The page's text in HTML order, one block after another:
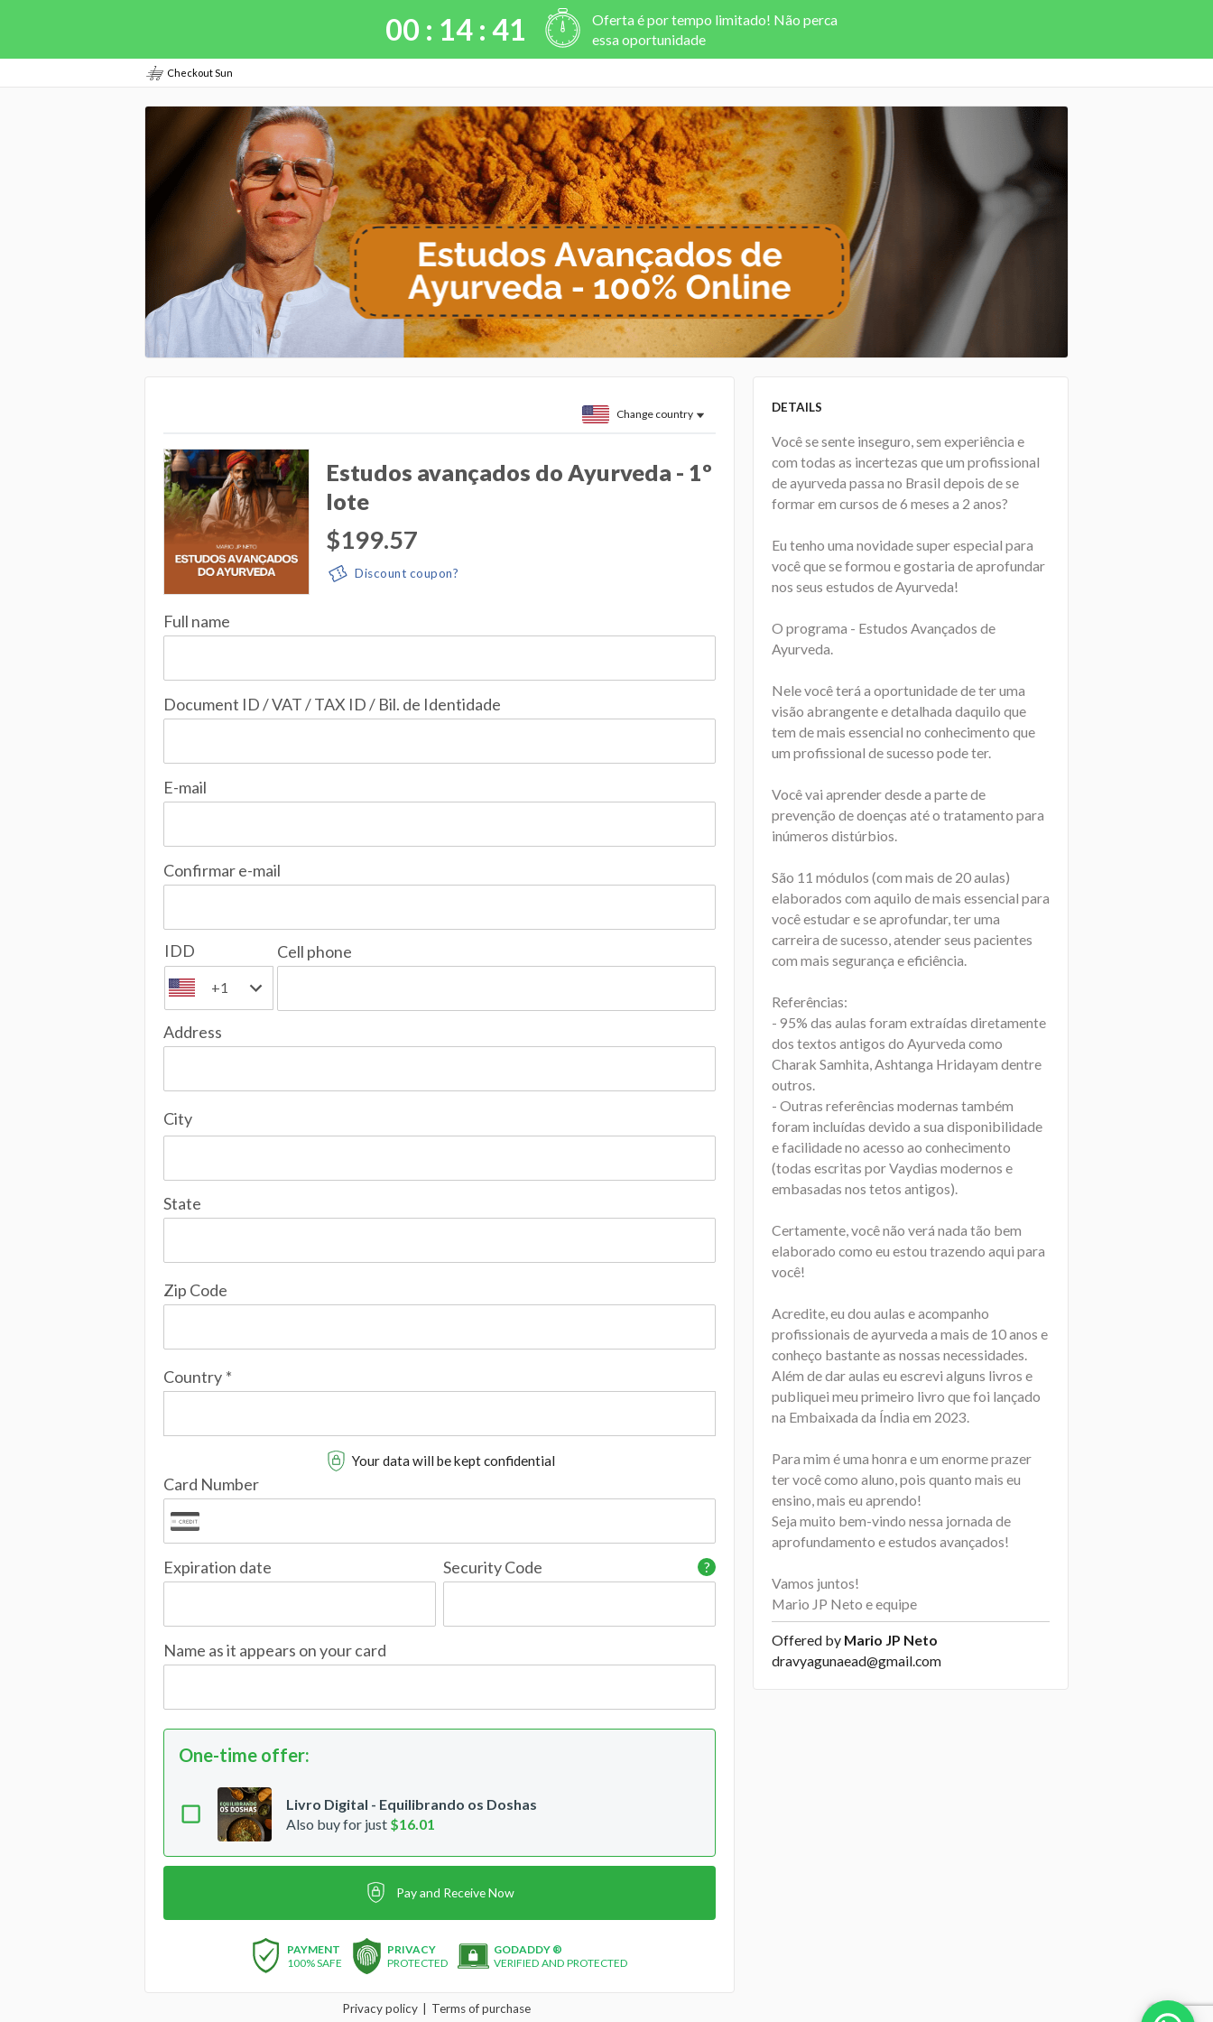
00 : 14: 40
Oferta é por tempo limitado! Não perca
essa oportunidade
Checkout Sun
Change country
Estudos avançados do Ayurveda - 1º
lote
$199.57
Discount coupon?
Full name
Document ID / VAT / TAX ID / Bil. de Identidade
E-mail
Confirmar e-mail
IDD
+1
Cell phone
Address
City
State
Zip Code
Country *
Your data will be kept confidential
Card Number
Expiration date ?
Security Code
Name as it appears on your card
One-time offer:
Livro Digital - Equilibrando os Doshas
Also buy for just $16.01
Pay and Receive Now
PAYMENT
100% SAFE
PRIVACY
PROTECTED
GODADDY ®
VERIFIED AND PROTECTED
DETAILS
Você se sente inseguro, sem experiência e
com todas as incertezas que um profissional
de ayurveda passa no Brasil depois de se
formar em cursos de 6 meses a 2 anos?
Eu tenho uma novidade super especial para
você que se formou e gostaria de aprofundar
nos seus estudos de Ayurveda!
O programa - Estudos Avançados de
Ayurveda.
Nele você terá a oportunidade de ter uma
visão abrangente e detalhada daquilo que
tem de mais essencial no conhecimento que
um profissional de sucesso pode ter.
Você vai aprender desde a parte de
prevenção de doenças até o tratamento para
inúmeros distúrbios.
São 11 módulos (com mais de 20 aulas)
elaborados com aquilo de mais essencial para
você estudar e se aprofundar, ter uma
carreira de sucesso, atender seus pacientes
com mais segurança e eficiência.
Referências:
- 95% das aulas foram extraídas diretamente
dos textos antigos do Ayurveda como
Charak Samhita, Ashtanga Hridayam dentre
outros.
- Outras referências modernas também
foram incluídas devido a sua disponibilidade
e facilidade no acesso ao conhecimento
(todas escritas por Vaydias modernos e
embasadas nos tetos antigos).
Certamente, você não verá nada tão bem
elaborado como eu estou trazendo aqui para
você!
Acredite, eu dou aulas e acompanho
profissionais de ayurveda a mais de 10 anos e
conheço bastante as nossas necessidades.
Além de dar aulas eu escrevi alguns livros e
publiquei meu primeiro livro que foi lançado
na Embaixada da Índia em 2023.
Para mim é uma honra e um enorme prazer
ter você como aluno, pois quanto mais eu
ensino, mais eu aprendo!
Seja muito bem-vindo nessa jornada de
aprofundamento e estudos avançados!
Vamos juntos!
Mario JP Neto e equipe
Offered by Mario JP Neto
dravyagunaead@gmail.com
Privacy policy Terms of purchase